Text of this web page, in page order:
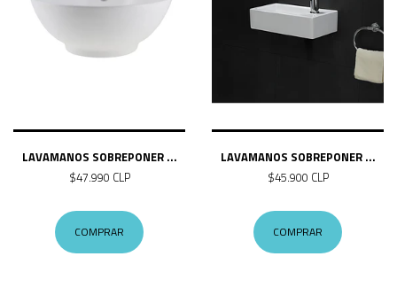
LAVAMANOS SOBREPONER ...
$47.990 CLP
COMPRAR
LAVAMANOS SOBREPONER ...
$45.900 CLP
COMPRAR